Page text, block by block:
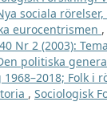
sociala
eurocentrismen ,
Nr 2 (2003):
politiska
Folk i
, Sociologisk